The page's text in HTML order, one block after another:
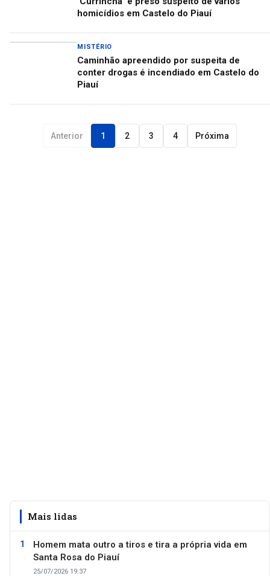
homicídios em Castelo do Piauí
MISTÉRIO
Caminhão apreendido por suspeita de
conter drogas é incendiado em Castelo do
Piauí
Anterior 1 2 3 4 Próxima
Mais lidas
Homem mata outro a tiros e tira a própria vida em
Santa Rosa do Piauí
25/07/2026 19:37